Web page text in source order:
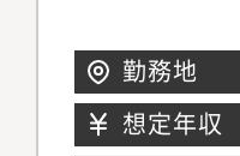
勤務地
想定年収